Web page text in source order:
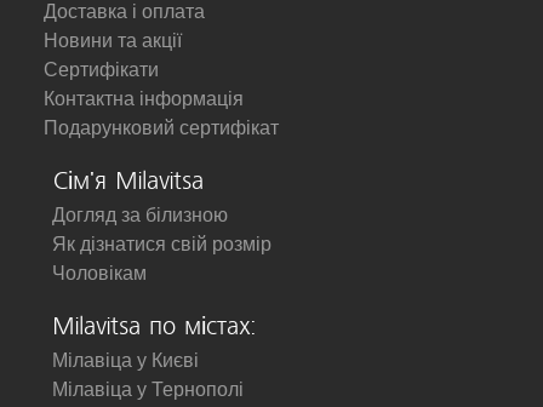
Доставка і оплата
Новини та акції
Сертифікати
Контактна інформація
Подарунковий сертифікат
Сім'я Milavitsa
Догляд за білизною
Як дізнатися свій розмір
Чоловікам
Milavitsa по містах:
Мілавіца у Києві
Мілавіца у Тернополі